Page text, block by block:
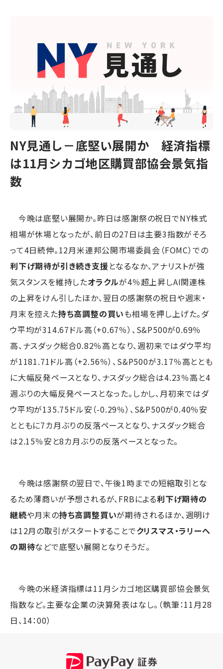
NY見通し－底堅い展開か 経済指標
は11月シカゴ地区購買部協会景気指
数
今晩は底堅い展開か。昨日は感謝祭の祝日でNY株式
相場が休場となったが、前日の27日は主要3指数がそろ
って4日続伸。12月米連邦公開市場委員会（FOMC）での
利下げ期待が引き続き支援 となるなか、アナリストが強
気スタンスを維持したオラクルが4％超上昇しAI関連株
の上昇をけん引したほか、翌日の感謝祭の祝日や週末・
月末を控えた持ち高調整の買いも相場を押し上げた。ダ
ウ平均が314.67ドル高（+0.67％）、S&P500が0.69％
高、ナスダック総合0.82％高となり、週初来ではダウ平均
が1181.71ドル高（+2.56％）、S&P500が3.17％高ととも
に大幅反発ペースとなり、ナスダック総合は4.23％高と4
週ぶりの大幅反発ペースとなった。しかし、月初来ではダ
ウ平均が135.75ドル安（-0.29％）、S&P500が0.40％安
とともに7カ月ぶりの反落ペースとなり、ナスダック総合
は2.15％安と8カ月ぶりの反落ペースとなった。
今晩は感謝祭の翌日で、午後1時までの短縮取引とな
るため薄商いが予想されるが、FRBによる利下げ期待の
継続や月末の持ち高調整買いが期待されるほか、週明け
は12月の取引がスタートすることでクリスマス・ラリーへ
の期待などで底堅い展開となりそうだ。
今晩の米経済指標は11月シカゴ地区購買部協会景気
指数など。主要な企業の決算発表はなし。（執筆：11月28
日、14：00）